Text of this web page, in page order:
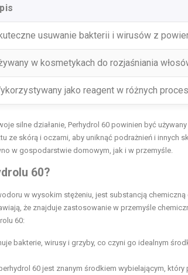
usuwanie bakterii i wirusów z
w kosmetykach do rozjaśniania
jako reagent w różnych
silne działanie, Perhydrol 60 powinien być
ze skórą i oczami, aby uniknąć podrażnień i innych
w gospodarstwie domowym, jak i w przemyśle.
60?
w wysokim stężeniu, jest substancją
że znajduje zastosowanie w przemyśle
60:
bakterie, wirusy i grzyby, co czyni go idealnym
60 jest znanym środkiem wybielającym,